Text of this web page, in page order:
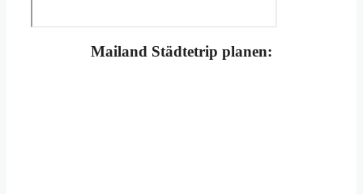
Mailand Städtetrip planen: